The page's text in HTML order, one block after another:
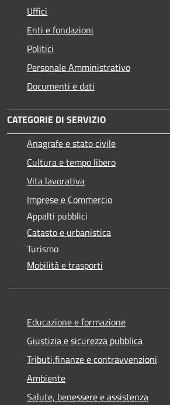
Uffici
Enti e fondazioni
Politici
Personale Amministrativo
Documenti e dati
CATEGORIE DI SERVIZIO
Anagrafe e stato civile
Cultura e tempo libero
Vita lavorativa
Imprese e Commercio
Appalti pubblici
Catasto e urbanistica
Turismo
Mobilità e trasporti
Educazione e formazione
Giustizia e sicurezza pubblica
Tributi,finanze e contravvenzioni
Ambiente
Salute, benessere e assistenza